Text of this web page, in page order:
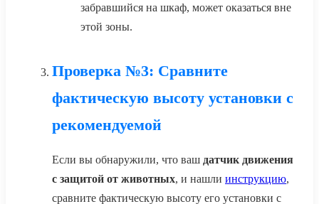
забравшийся на шкаф, может оказаться вне
этой зоны.
Проверка №3: Сравните
фактическую высоту установки с
рекомендуемой
Если вы обнаружили, что ваш датчик движения
с защитой от животных, и нашли инструкцию,
сравните фактическую высоту его установки с